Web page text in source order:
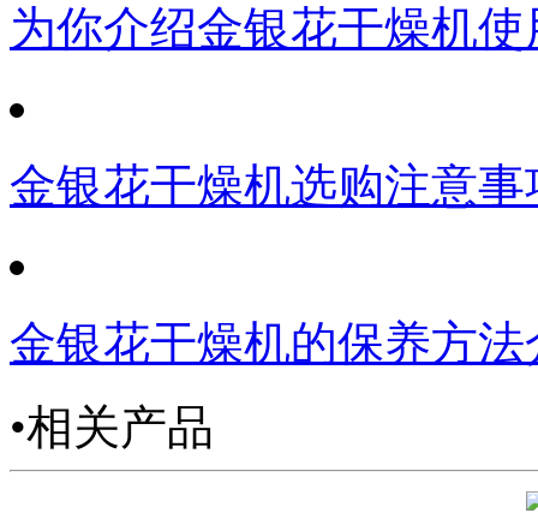
为你介绍金银花干燥机
金银花干燥机选购注意事
金银花干燥机的保养方法
•相关产品